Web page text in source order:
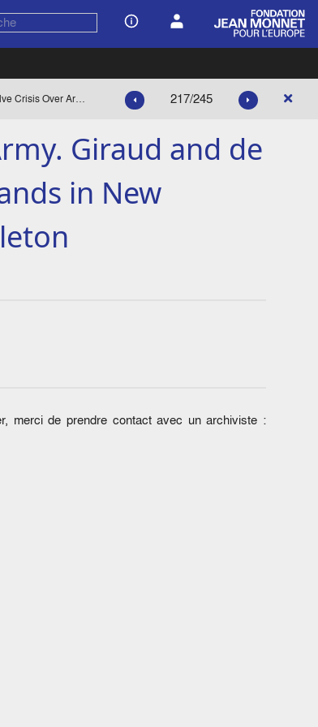
"French Resolve Crisis Over Army. Giraud and de Gaulle Retain Present Commands in New Compromise", de Drew Middleton 217/245
Giraud and de
in New
merci de prendre contact avec un archiviste :